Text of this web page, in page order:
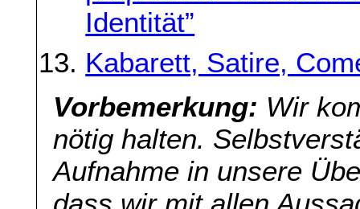
Identität”
Kabarett, Satire,
Vorbemerkung: Wir
nötig halten.
Aufnahme in unsere
dass wir mit allen